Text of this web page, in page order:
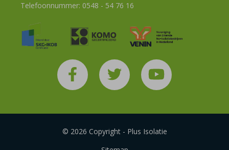
Telefoonnummer: 0548 - 54 76 16
© 2026 Copyright - Plus Isolatie